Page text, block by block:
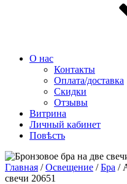
О нас
Контакты
Оплата/доставка
Скидки
Отзывы
Витрина
Личный кабинет
Повѣсть
Главная /Освещение /Бра /
свечи 20651